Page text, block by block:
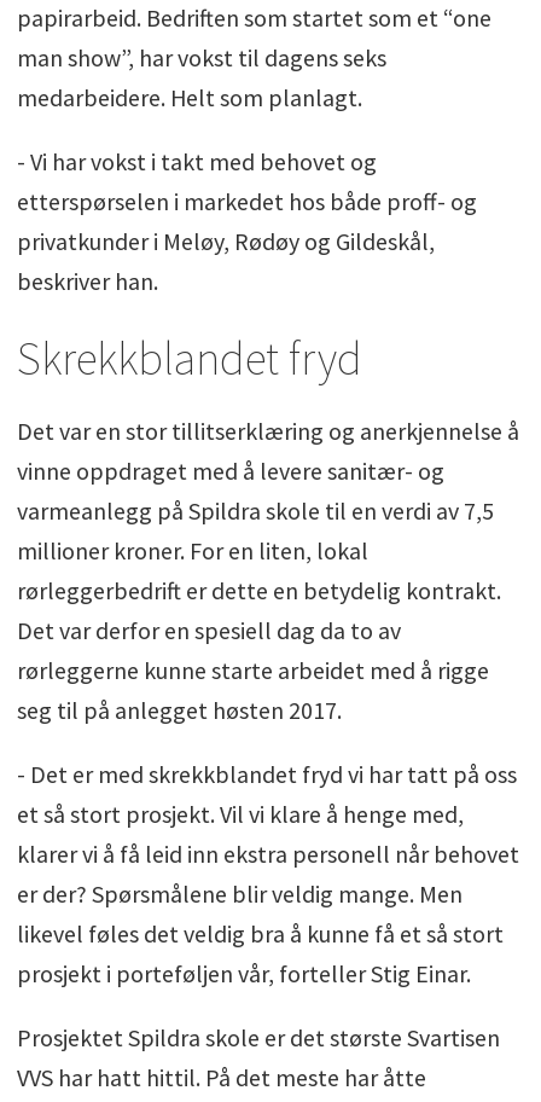
papirarbeid. Bedriften som startet som et “one
man show”, har vokst til dagens seks
medarbeidere. Helt som planlagt.
- Vi har vokst i takt med behovet og
etterspørselen i markedet hos både proff- og
privatkunder i Meløy, Rødøy og Gildeskål,
beskriver han.
Skrekkblandet fryd
Det var en stor tillitserklæring og anerkjennelse å
vinne oppdraget med å levere sanitær- og
varmeanlegg på Spildra skole til en verdi av 7,5
millioner kroner. For en liten, lokal
rørleggerbedrift er dette en betydelig kontrakt.
Det var derfor en spesiell dag da to av
rørleggerne kunne starte arbeidet med å rigge
seg til på anlegget høsten 2017.
- Det er med skrekkblandet fryd vi har tatt på oss
et så stort prosjekt. Vil vi klare å henge med,
klarer vi å få leid inn ekstra personell når behovet
er der? Spørsmålene blir veldig mange. Men
likevel føles det veldig bra å kunne få et så stort
prosjekt i porteføljen vår, forteller Stig Einar.
Prosjektet Spildra skole er det største Svartisen
VVS har hatt hittil. På det meste har åtte